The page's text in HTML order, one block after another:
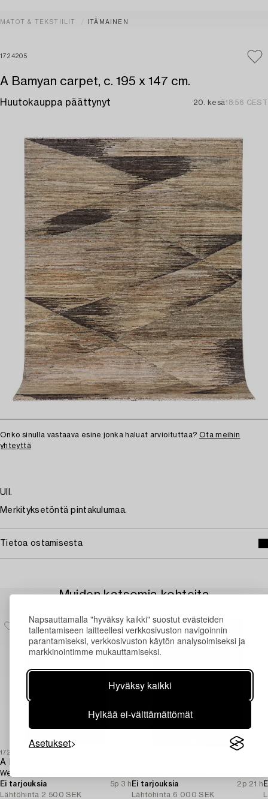
Napsauttamalla "hyväksy kaikki" suostut evästeiden
tallentamiseen laitteellesi verkkosivuston navigoinnin
parantamiseksi, verkkosivuston käytön analysoimiseksi ja
markkinointimme mukauttamiseksi.
Hyväksy kaikki
Hylkää ei-välttämättömät
Asetukset
MATOT & TEKSTIILIT ITÄMAINEN
1724205
A Bamyan carpet, c. 195 x 147 cm.
Huutokauppa päättynyt 20. kesä18:56 CEST
Onko sinulla vastaava esine jonka haluat arvioituttaa? Ota meihin
yhteyttä
Ull.
Merkityksetöntä pintakulumaa.
Tietoa ostamisesta
Muiden katsomia kohteita
1727920
A Bidjar rug,
West Persia, c. 174 x 115 cm.
Ei tarjouksia
5p 3 h
Lähtöhinta 2 500 SEK
Ei tarjouksia
2p 21 h
Lähtöhinta 6 000 SEK